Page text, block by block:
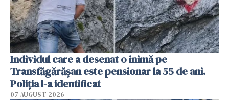
Individul care a desenat o inimă pe
Transfăgărășan este pensionar la 55 de ani.
Poliția l-a identificat
07 AUGUST 2026